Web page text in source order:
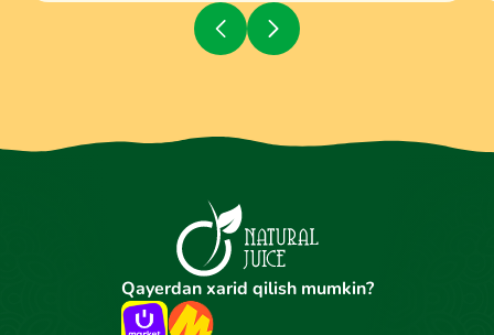
Qayerdan xarid qilish mumkin?